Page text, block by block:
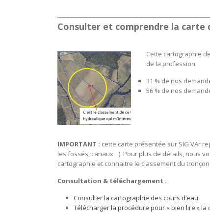
Consulter et comprendre la carte
Cette cartographie
de la profession.
31 % de nos
56 % de nos
IMPORTANT : cette carte présentée sur SIG VAr
les fossés, canaux…). Pour plus de détails, nous
cartographie et connaitre le classement du
Consultation & téléchargement :
Consulter la cartographie des cours d’eau
Télécharger la procédure pour « bien lire » la